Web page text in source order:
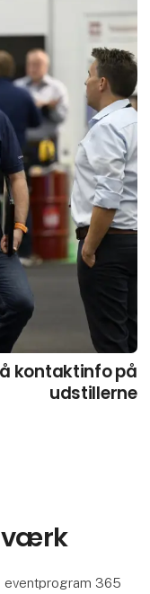
kontaktinfo på
udstillerne
eventprogram 365